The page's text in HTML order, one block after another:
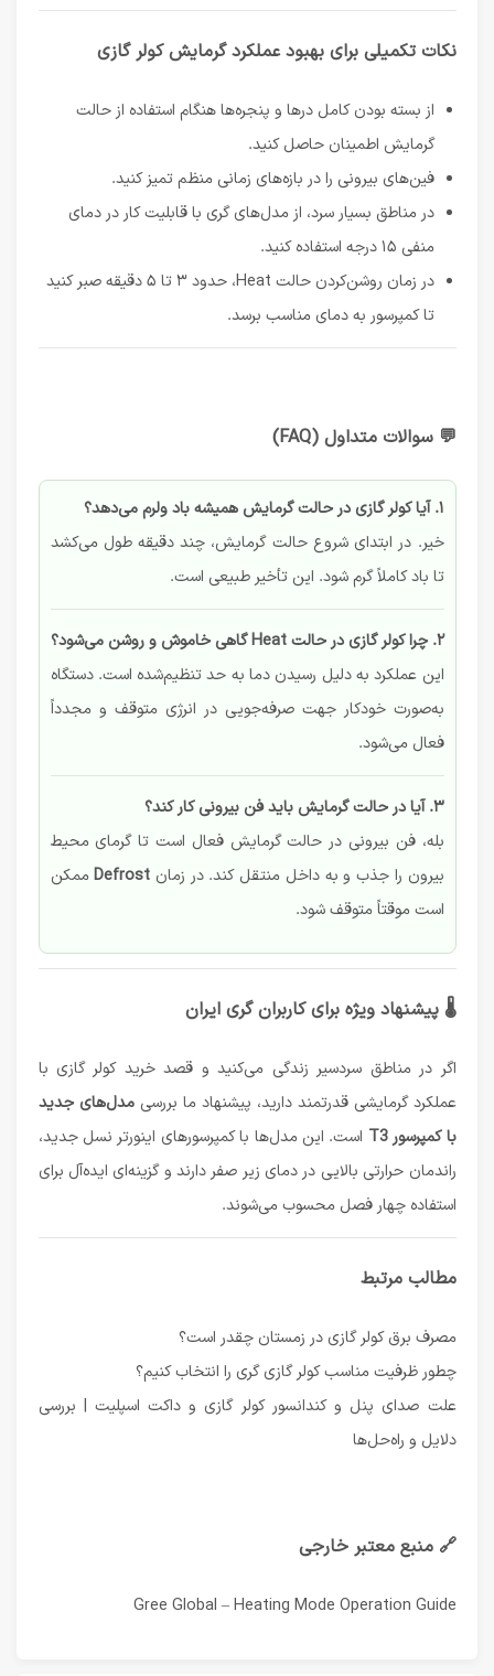
نکات تکمیلی برای بهبود عملکرد گرمایش کولر گازی
از بسته بودن کامل درها و پنجره‌ها هنگام استفاده از حالت
گرمایش اطمینان حاصل کنید.
فین‌های بیرونی را در بازه‌های زمانی منظم تمیز کنید.
در مناطق بسیار سرد، از مدل‌های گری با قابلیت کار در دمای
منفی ۱۵ درجه استفاده کنید.
در زمان روشن‌کردن حالت Heat، حدود ۳ تا ۵ دقیقه صبر کنید
تا کمپرسور به دمای مناسب برسد.
💬 سوالات متداول (FAQ)
۱. آیا کولر گازی در حالت گرمایش همیشه باد ولرم می‌دهد؟
خیر. در ابتدای شروع حالت گرمایش، چند دقیقه طول می‌کشد
تا باد کاملاً گرم شود. این تأخیر طبیعی است.
۲. چرا کولر گازی در حالت Heat گاهی خاموش و روشن می‌شود؟
این عملکرد به دلیل رسیدن دما به حد تنظیم‌شده است. دستگاه
به‌صورت خودکار جهت صرفه‌جویی در انرژی متوقف و مجدداً
فعال می‌شود.
۳. آیا در حالت گرمایش باید فن بیرونی کار کند؟
بله، فن بیرونی در حالت گرمایش فعال است تا گرمای محیط
بیرون را جذب و به داخل منتقل کند. در زمان Defrostممکن
است موقتاً متوقف شود.
🌡 پیشنهاد ویژه برای کاربران گری ایران
اگر در مناطق سردسیر زندگی می‌کنید و قصد خرید کولر گازی با
عملکرد گرمایشی قدرتمند دارید، پیشنهاد ما بررسیمدل‌های جدید
با کمپرسور T3
است. این مدل‌ها با کمپرسورهای اینورتر نسل جدید،
راندمان حرارتی بالایی در دمای زیر صفر دارند و گزینه‌ای ایده‌آل برای
استفاده چهار فصل محسوب می‌شوند.
مطالب مرتبط
مصرف برق کولر گازی در زمستان چقدر است؟
چطور ظرفیت مناسب کولر گازی گری را انتخاب کنیم؟
علت صدای پنل و کندانسور کولر گازی و داکت اسپلیت | بررسی
دلایل و راه‌حل‌ها
🔗 منبع معتبر خارجی
Gree Global – Heating Mode Operation Guide